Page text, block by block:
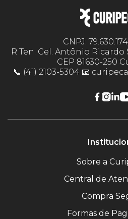
CNPJ:
R Ten. Cel. Antônio Ricardo
CEP 81630-250
📞 (41) 2103-5304 📧
Sobre a
Central de
Compra
Formas de